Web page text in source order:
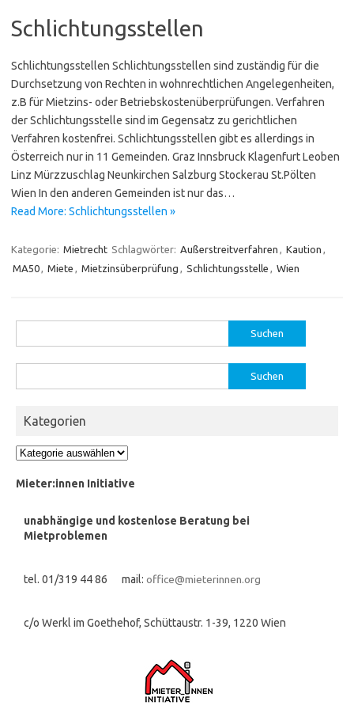
Schlichtungsstellen
Schlichtungsstellen Schlichtungsstellen sind zuständig für die
Durchsetzung von Rechten in wohnrechtlichen Angelegenheiten,
z.B für Mietzins- oder Betriebskostenüberprüfungen. Verfahren
der Schlichtungsstelle sind im Gegensatz zu gerichtlichen
Verfahren kostenfrei. Schlichtungsstellen gibt es allerdings in
Österreich nur in 11 Gemeinden. Graz Innsbruck Klagenfurt Leoben
Linz Mürzzuschlag Neunkirchen Salzburg Stockerau St.Pölten
Wien In den anderen Gemeinden ist nur das…
Read More: Schlichtungsstellen »
Kategorie: Mietrecht Schlagwörter: Außerstreitverfahren , Kaution ,
MA50, Miete , Mietzinsüberprüfung , Schlichtungsstelle , Wien
nach:
nach:
Kategorien
Kategorien
Mieter:innen Initiative
unabhängige und kostenlose Beratung bei
Mietproblemen
tel. 01/319 44 86 mail: office@mieterinnen.org
c/o Werkl im Goethehof, Schüttaustr. 1-39, 1220 Wien